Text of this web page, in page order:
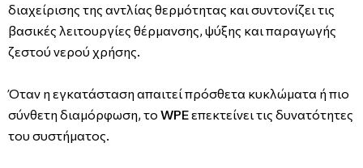
διαχείρισης της αντλίας θερμότητας και συντονίζει τις
βασικές λειτουργίες θέρμανσης, ψύξης και παραγωγής
ζεστού νερού χρήσης.
Όταν η εγκατάσταση απαιτεί πρόσθετα κυκλώματα ή πιο
σύνθετη διαμόρφωση, το WPEεπεκτείνει τις δυνατότητες
του συστήματος.